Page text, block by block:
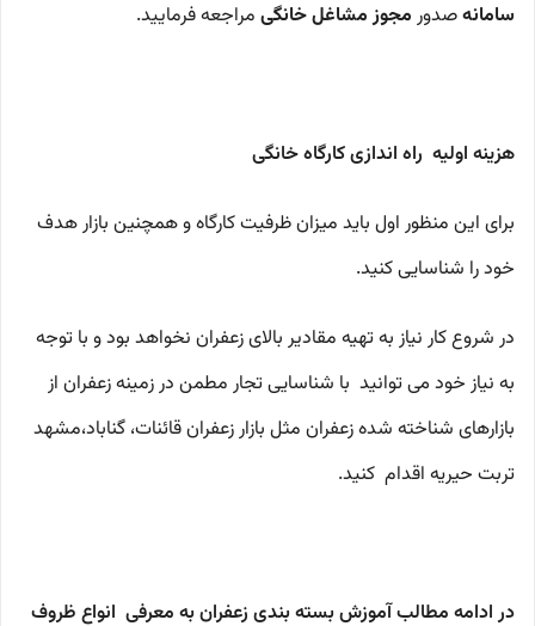
سامانهصدور مجوز مشاغل خانگی مراجعه فرمایید.
هزینه اولیه راه اندازی کارگاه خانگی
برای این منظور اول باید میزان ظرفیت کارگاه و همچنین بازار هدف
خود را شناسایی کنید.
در شروع کار نیاز به تهیه مقادیر بالای زعفران نخواهد بود و با توجه
به نیاز خود می توانید با شناسایی تجار مطمن در زمینه زعفران از
بازارهای شناخته شده زعفران مثل بازار زعفران قائنات، گناباد،مشهد
تربت حیریه اقدام کنید.
در ادامه مطالب آموزش بسته بندی زعفران به معرفی انواع ظروف